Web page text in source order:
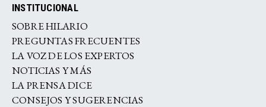
INSTITUCIONAL
SOBRE HILARIO
PREGUNTAS FRECUENTES
LA VOZ DE LOS EXPERTOS
NOTICIAS Y MÁS
LA PRENSA DICE
CONSEJOS Y SUGERENCIAS